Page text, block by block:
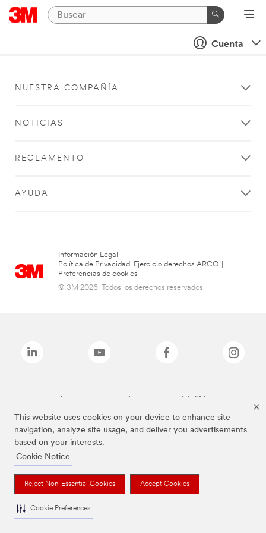
This website uses cookies on your device to enhance site
navigation, analyze site usage, and deliver you advertisements
based on your interests.
Cookie Notice
Reject Non-Essential Cookies Accept Cookies
Cookie Preferences
Cuenta
NUESTRA COMPAÑÍA
NOTICIAS
REGLAMENTO
AYUDA
Información Legal
Política de Privacidad. Ejercicio derechos ARCO
Preferencias de cookies
© 3M 2026. Todos los derechos reservados.
Las marcas mencionadas son propiedad de 3M